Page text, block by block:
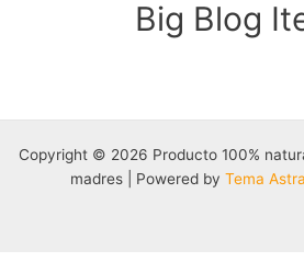
Big Blog
Copyright © 2026 Producto 100%
madres | Powered by Tema